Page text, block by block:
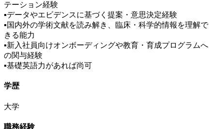
テーション経験
▪データやエビデンスに基づく提案・意思決定経験
▪国内外の学術文献を読み解き、臨床・科学的情報を理解で
きる能力
▪新入社員向けオンボーディングや教育・育成プログラムへ
の関与経験
▪基礎英語力があれば尚可
学歴
大学
職務経験